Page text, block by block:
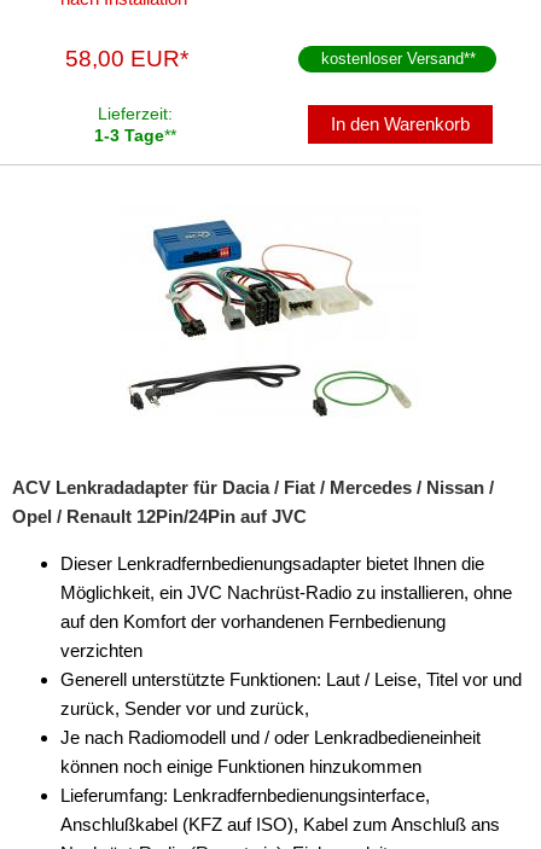
58,00 EUR* kostenloser Versand**
Lieferzeit:
1-3 Tage**
In den Warenkorb
ACV Lenkradadapter für Dacia / Fiat / Mercedes / Nissan /
Opel / Renault 12Pin/24Pin auf JVC
Dieser Lenkradfernbedienungsadapter bietet Ihnen die
Möglichkeit, ein JVC Nachrüst-Radio zu installieren, ohne
auf den Komfort der vorhandenen Fernbedienung
verzichten
Generell unterstützte Funktionen: Laut / Leise, Titel vor und
zurück, Sender vor und zurück,
Je nach Radiomodell und / oder Lenkradbedieneinheit
können noch einige Funktionen hinzukommen
Lieferumfang: Lenkradfernbedienungsinterface,
Anschlußkabel (KFZ auf ISO), Kabel zum Anschluß ans